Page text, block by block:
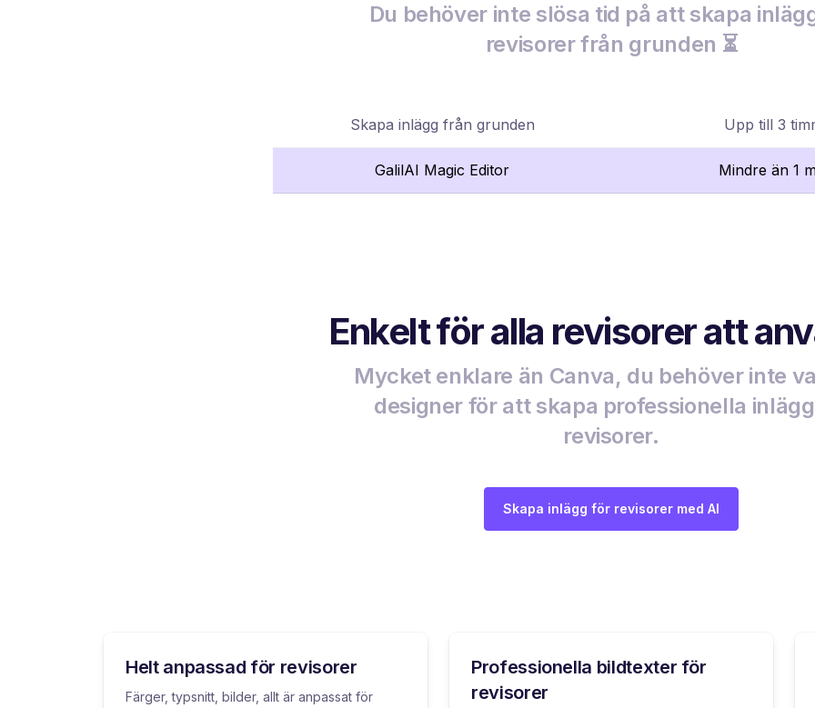
Du behöver inte slösa tid på att skapa
revisorer från grunden ⏳
Skapa inlägg från grunden Upp till 3
GalilAI Magic Editor Mindre än 1
Enkelt för alla revisorer att
Mycket enklare än Canva, du behöver inte
designer för att skapa professionella
revisorer.
Skapa inlägg för revisorer med AI
Helt anpassad för revisorer
Färger, typsnitt, bilder, allt är anpassat för
Professionella bildtexter för
revisorer